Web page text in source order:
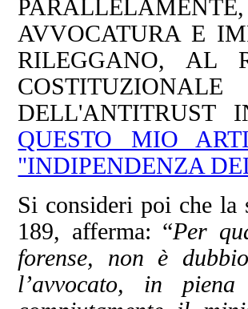
AVVOCATURA E
RILEGGANO, AL
DELL'ANTITRUST
QUESTO MIO
"INDIPENDENZA
Si consideri poi che la
189, afferma: “Per
forense, non è
l’avvocato, in